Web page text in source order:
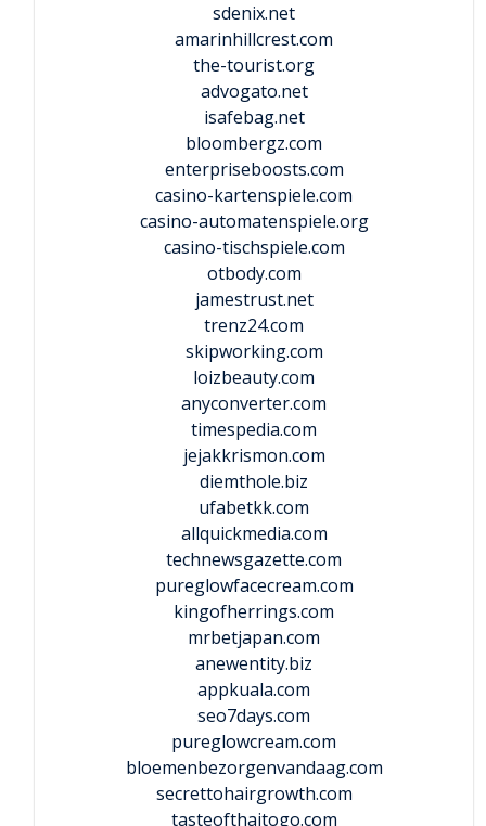
sdenix.net
amarinhillcrest.com
the-tourist.org
advogato.net
isafebag.net
bloombergz.com
enterpriseboosts.com
casino-kartenspiele.com
casino-automatenspiele.org
casino-tischspiele.com
otbody.com
jamestrust.net
trenz24.com
skipworking.com
loizbeauty.com
anyconverter.com
timespedia.com
jejakkrismon.com
diemthole.biz
ufabetkk.com
allquickmedia.com
technewsgazette.com
pureglowfacecream.com
kingofherrings.com
mrbetjapan.com
anewentity.biz
appkuala.com
seo7days.com
pureglowcream.com
bloemenbezorgenvandaag.com
secrettohairgrowth.com
tasteofthaitogo.com